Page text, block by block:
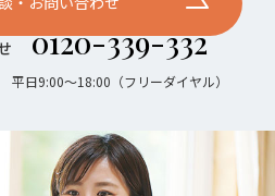
0120-339-332
平日9:00〜18:00（フリーダイヤル）